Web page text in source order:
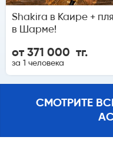
Shakira в Каире +
в Шарме!
от 371 000 тг.
за 1 человека
СМОТРИТЕ